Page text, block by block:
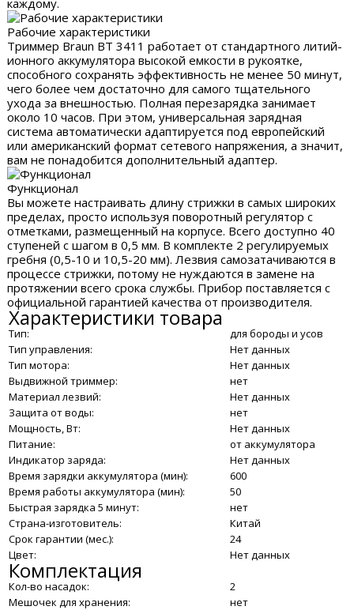
каждому.
Рабочие характеристики
Триммер Braun BT 3411 работает от стандартного литий-
ионного аккумулятора высокой емкости в рукоятке,
способного сохранять эффективность не менее 50 минут,
чего более чем достаточно для самого тщательного
ухода за внешностью. Полная перезарядка занимает
около 10 часов. При этом, универсальная зарядная
система автоматически адаптируется под европейский
или американский формат сетевого напряжения, а значит,
вам не понадобится дополнительный адаптер.
Функционал
Вы можете настраивать длину стрижки в самых широких
пределах, просто используя поворотный регулятор с
отметками, размещенный на корпусе. Всего доступно 40
ступеней с шагом в 0,5 мм. В комплекте 2 регулируемых
гребня (0,5-10 и 10,5-20 мм). Лезвия самозатачиваются в
процессе стрижки, потому не нуждаются в замене на
протяжении всего срока службы. Прибор поставляется с
официальной гарантией качества от производителя.
Характеристики товара
Тип:
для бороды и усов
Тип управления:
Нет данных
Тип мотора:
Нет данных
Выдвижной триммер:
нет
Материал лезвий:
Нет данных
Защита от воды:
нет
Мощность, Вт:
Нет данных
Питание:
от аккумулятора
Индикатор заряда:
Нет данных
Время зарядки аккумулятора (мин):
600
Время работы аккумулятора (мин):
50
Быстрая зарядка 5 минут:
нет
Страна-изготовитель:
Китай
Срок гарантии (мес.):
24
Цвет:
Нет данных
Комплектация
Кол-во насадок:
2
Мешочек для хранения:
нет